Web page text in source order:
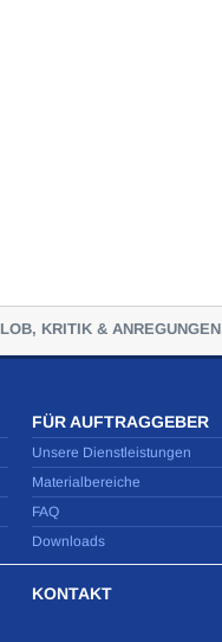
LOB, KRITIK & ANREGUNGEN
FÜR AUFTRAGGEBER
Unsere Dienstleistungen
Materialbereiche
FAQ
Downloads
KONTAKT